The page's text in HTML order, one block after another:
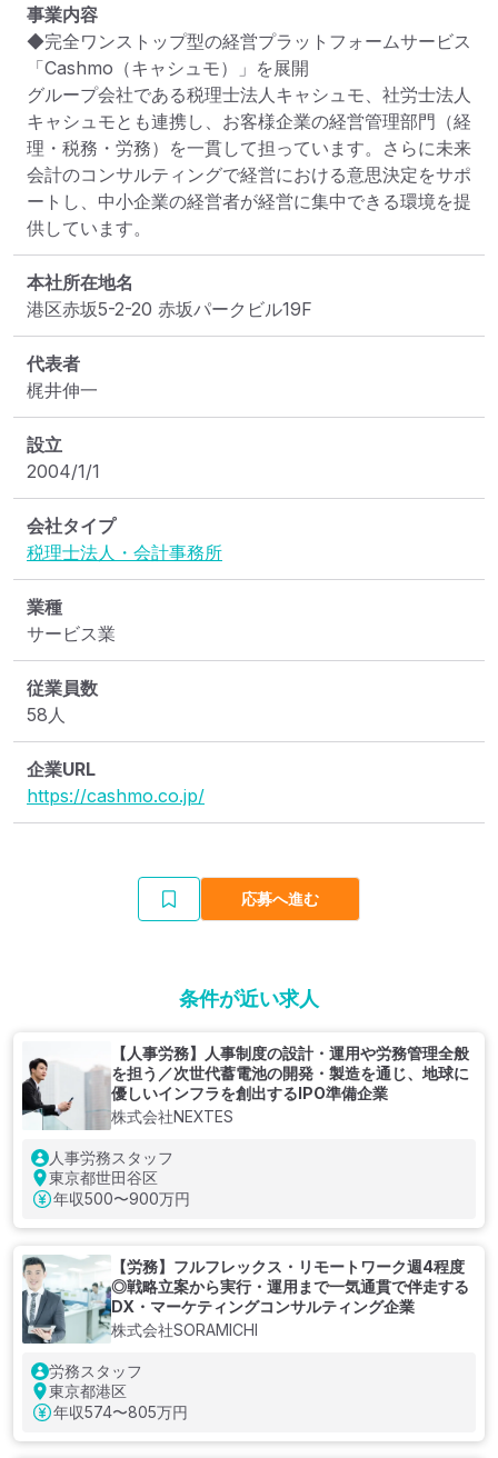
事業内容
◆完全ワンストップ型の経営プラットフォームサービス
「Cashmo（キャシュモ）」を展開
グループ会社である税理士法人キャシュモ、社労士法人
キャシュモとも連携し、お客様企業の経営管理部門（経
理・税務・労務）を一貫して担っています。さらに未来
会計のコンサルティングで経営における意思決定をサポ
ートし、中小企業の経営者が経営に集中できる環境を提
供しています。
本社所在地名
港区赤坂5-2-20 赤坂パークビル19F
代表者
梶井伸一
設立
2004/1/1
会社タイプ
税理士法人・会計事務所
業種
サービス業
従業員数
58人
企業URL
https://cashmo.co.jp/
応募へ進む
条件が近い求人
【人事労務】人事制度の設計・運用や労務管理全般
を担う／次世代蓄電池の開発・製造を通じ、地球に
優しいインフラを創出するIPO準備企業
株式会社NEXTES
人事労務スタッフ
東京都世田谷区
年収500〜900万円
【労務】フルフレックス・リモートワーク週4程度
◎戦略立案から実行・運用まで一気通貫で伴走する
DX・マーケティングコンサルティング企業
株式会社SORAMICHI
労務スタッフ
東京都港区
年収574〜805万円